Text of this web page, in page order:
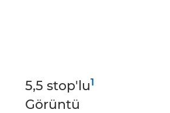
5,5 stop'lu1
Görüntü